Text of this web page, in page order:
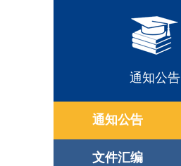
通知公告
通知公告
文件汇编